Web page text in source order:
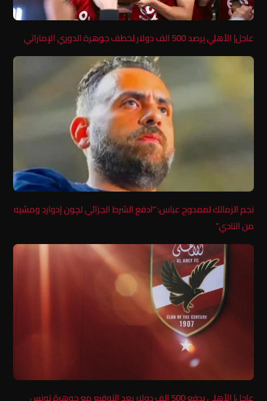
عاجل| الأهلي يرصد 500 الف دولار لخطف جوهرة الدوري الإماراتي
نجم الزمالك لممدوح عباس: “ادفع الشرط الجزائي لچون إدوارد ومشيه
من النادي”